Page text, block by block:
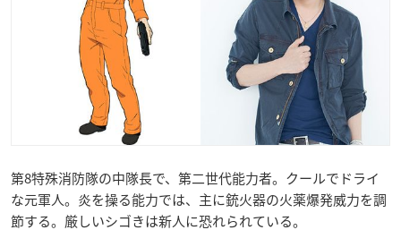
第8特殊消防隊の中隊長で、第二世代能力者。クールでドライ
な元軍人。炎を操る能力では、主に銃火器の火薬爆発威力を調
節する。厳しいシゴきは新人に恐れられている。